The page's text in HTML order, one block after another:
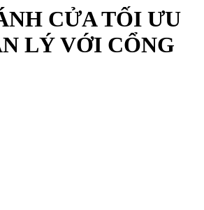
CỬA TỐI ƯU
LÝ VỚI CỔNG